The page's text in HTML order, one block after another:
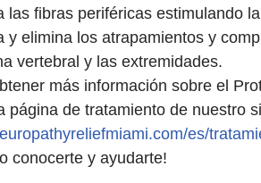
las fibras periféricas estimulando
y elimina los atrapamientos y
vertebral y las extremidades.
más información sobre el
página de tratamiento de nuestro
es/
conocerte y ayudarte!